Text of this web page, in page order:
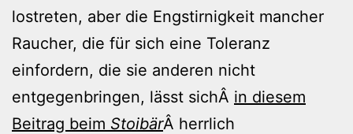
lostreten, aber die Engstirnigkeit mancher
Raucher, die für sich eine Toleranz
einfordern, die sie anderen nicht
entgegenbringen, lässt sichÂ in diesem
Beitrag beim StoibärÂ herrlich